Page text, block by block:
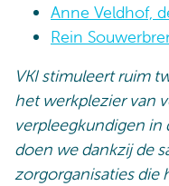
Anne Veldhof,
Rein
VKI stimuleert ruim
het werkplezier van
verpleegkundigen in
doen we dankzij de
zorgorganisaties die